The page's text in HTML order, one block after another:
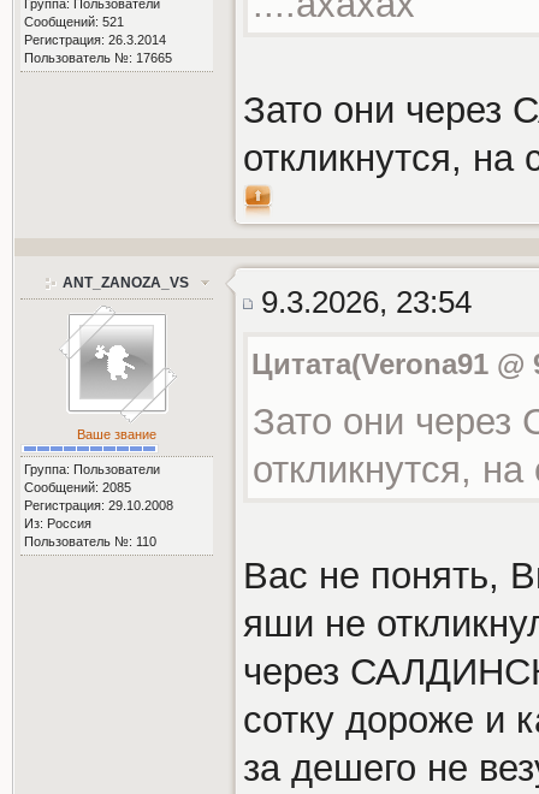
Группа: Пользователи
Сообщений: 521
Регистрация: 26.3.2014
Пользователь №: 17665
Зато они через
откликнутся, на
ANT_ZANOZA_VS
Ваше звание
Группа: Пользователи
Сообщений: 2085
Регистрация: 29.10.2008
Из: Россия
Пользователь №: 110
9.3.2026, 23:54
Цитата(Verona91 @
Зато они
откликнутся,
Вас не понять,
яши не
через
сотку дороже и
за дешего не